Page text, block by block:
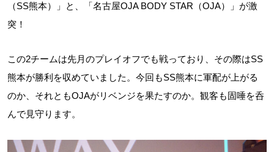
（SS熊本）」と、「名古屋OJA BODY STAR（OJA）」が激
突！
この2チームは先月のプレイオフでも戦っており、その際はSS
熊本が勝利を収めていました。今回もSS熊本に軍配が上がる
のか、それともOJAがリベンジを果たすのか。観客も固唾を呑
んで見守ります。